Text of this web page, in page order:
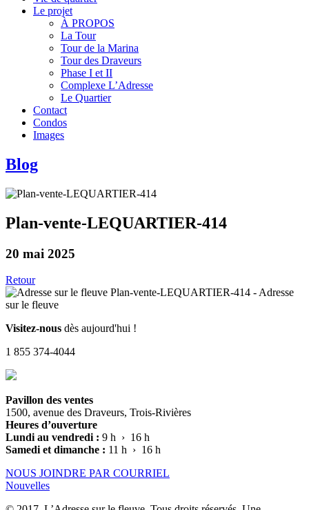
Le projet
À PROPOS
La Tour
Tour de la Marina
Tour des Draveurs
Phase I et II
Complexe L’Adresse
Le Quartier
Contact
Condos
Images
Blog
Plan-vente-LEQUARTIER-414
20 mai 2025
Retour
Visitez-nous dès aujourd'hui !
1 855 374-4044
Pavillon des ventes
1500, avenue des Draveurs, Trois-Rivières
Heures d’ouverture
Lundi au vendredi : 9 h › 16 h
Samedi et dimanche : 11 h › 16 h
NOUS JOINDRE PAR COURRIEL
Nouvelles